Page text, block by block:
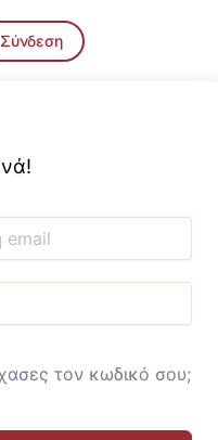
Σύνδεση
τον κωδικό σου;